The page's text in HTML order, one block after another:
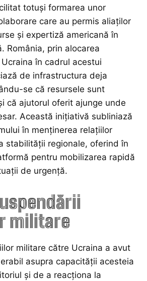
totuși formarea unor
care au permis aliaților
și expertiză americană în
România, prin alocarea
în cadrul acestui
de infrastructura deja
se că resursele sunt
că ajutorul oferit ajunge unde
Această inițiativă subliniază
în menținerea relațiilor
stabilității regionale, oferind în
pentru mobilizarea rapidă
de urgență.
militare
militare către Ucraina a avut
asupra capacității acesteia
și de a reacționa la